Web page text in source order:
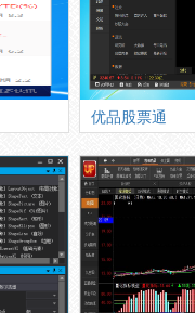
优品股票通